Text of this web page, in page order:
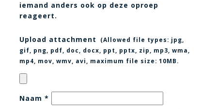
iemand anders ook op deze oproep
reageert.
Upload attachment (Allowed file types: jpg,
gif, png, pdf, doc, docx, ppt, pptx, zip, mp3, wma,
mp4, mov, wmv, avi
, maximum file size: 10MB.
Naam *